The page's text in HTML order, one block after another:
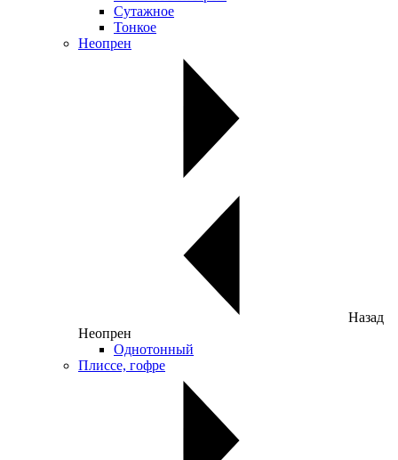
Сутажное
Тонкое
Неопрен
Назад
Неопрен
Однотонный
Плиссе, гофре